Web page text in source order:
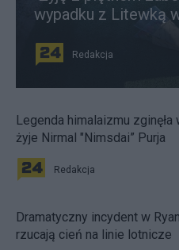
wypadku z Litewką
Redakcja
Legenda himalaizmu
żyje Nirmal "Nimsdai” Purja
Redakcja
Dramatyczny incydent w
rzucają cień na linie lotnicze